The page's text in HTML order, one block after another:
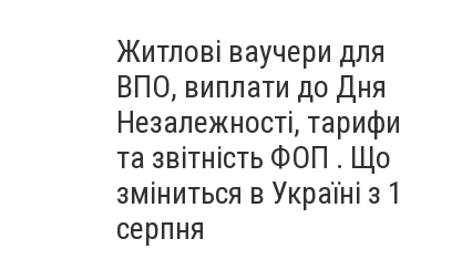
Житлові ваучери для
ВПО, виплати до Дня
Незалежності, тарифи
та звітність ФОП . Що
зміниться в Україні з 1
серпня